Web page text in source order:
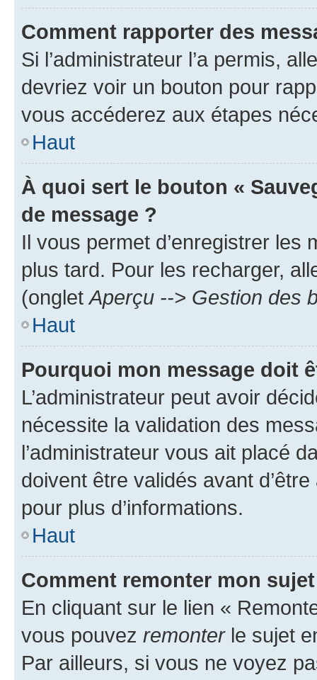
Comment rapporter des
Si l’administrateur l’a permis,
devriez voir un bouton pour
vous accéderez aux étapes
Haut
À quoi sert le bouton «
de message ?
Il vous permet d’enregistrer
plus tard. Pour les recharger,
(onglet Aperçu --> Gestion des
Haut
Pourquoi mon message doit
L’administrateur peut avoir
nécessite la validation des
l’administrateur vous ait placé
doivent être validés avant
pour plus d’informations.
Haut
Comment remonter mon
En cliquant sur le lien «
vous pouvez remonterle sujet
Par ailleurs, si vous ne voyez